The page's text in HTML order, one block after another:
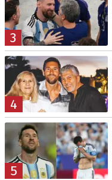
3
4
5